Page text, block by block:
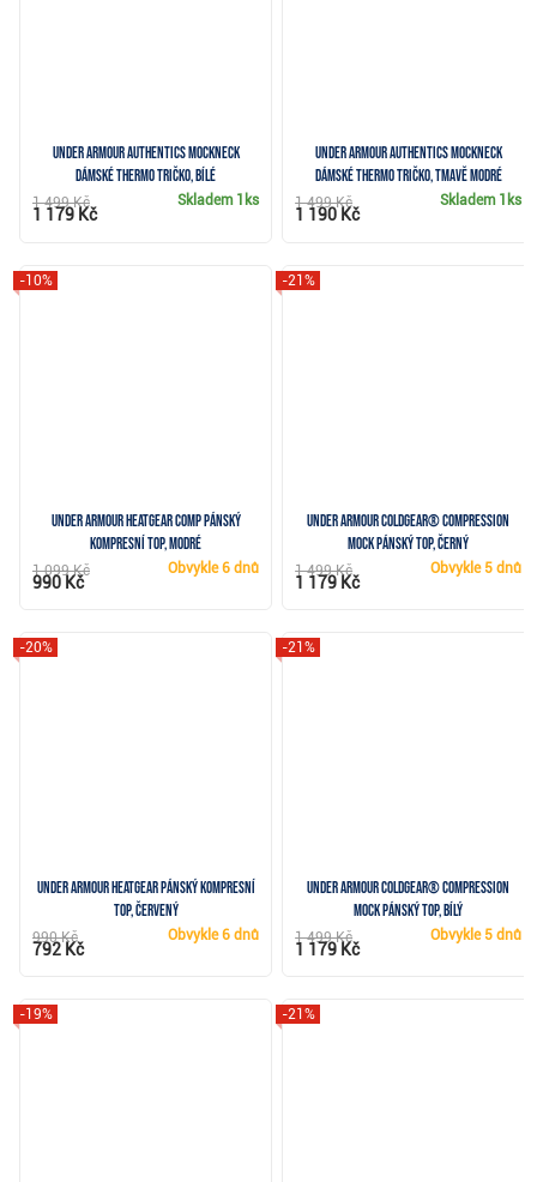
Under Armour Authentics Mockneck
dámské thermo tričko, bílé
Skladem 1ks
1 499 Kč
1 179 Kč
Under Armour Authentics Mockneck
dámské thermo tričko, tmavě modré
Skladem 1ks
1 499 Kč
1 190 Kč
Under Armour HeatGear Comp pánský
kompresní top, modré
-10%
Obvykle6 dnů
1 099 Kč
990 Kč
Under Armour ColdGear® Compression
Mock pánský top, černý
-21%
Obvykle 5 dnů
1 499 Kč
1 179 Kč
Under Armour HeatGear pánský kompresní
top, červený
-20%
Obvykle6 dnů
990 Kč
792 Kč
Under Armour ColdGear® Compression
Mock pánský top, bílý
-21%
Obvykle 5 dnů
1 499 Kč
1 179 Kč
-19% -21%